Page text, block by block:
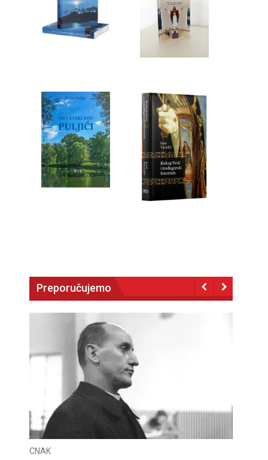
Preporučujemo
CNAK